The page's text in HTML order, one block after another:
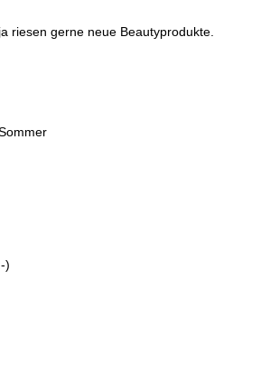
riesen gerne neue Beautyprodukte.
)